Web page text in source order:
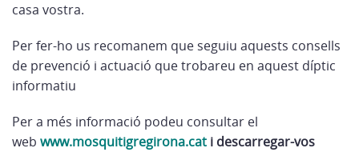
casa vostra.
Per fer-ho us recomanem que seguiu aquests consells
de prevenció i actuació que trobareu en aquest díptic
informatiu
Per a més informació podeu consultar el
web www.mosquitigregirona.cat i descarregar-vos